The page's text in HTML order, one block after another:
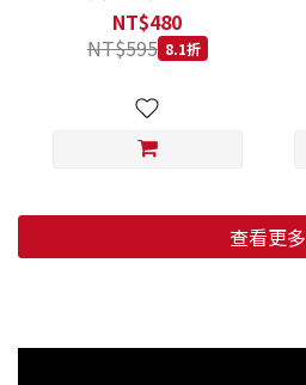
低穀鱈魚甜橙 小顆粒 800G
NT$480
NT$595 8.1折
查看更多